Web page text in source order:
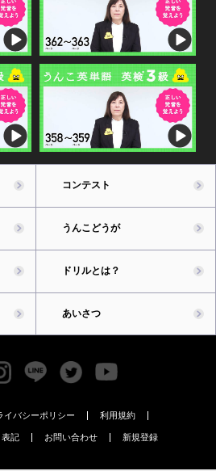
コンテスト
うんこどうが
ドリルとは？
あいさつ
イバシーポリシー 利用規約
表記 お問い合わせ 新規登録